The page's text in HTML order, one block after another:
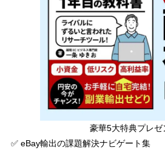
豪華5大特典プレゼ
✅ eBay輸出の課題解決ナビゲート集